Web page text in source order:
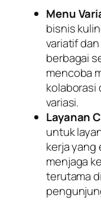
Menu
bisnis
variatif
berbagai
mencoba
kolaborasi
variasi.
Layanan
untuk
kerja
menjaga
terutama